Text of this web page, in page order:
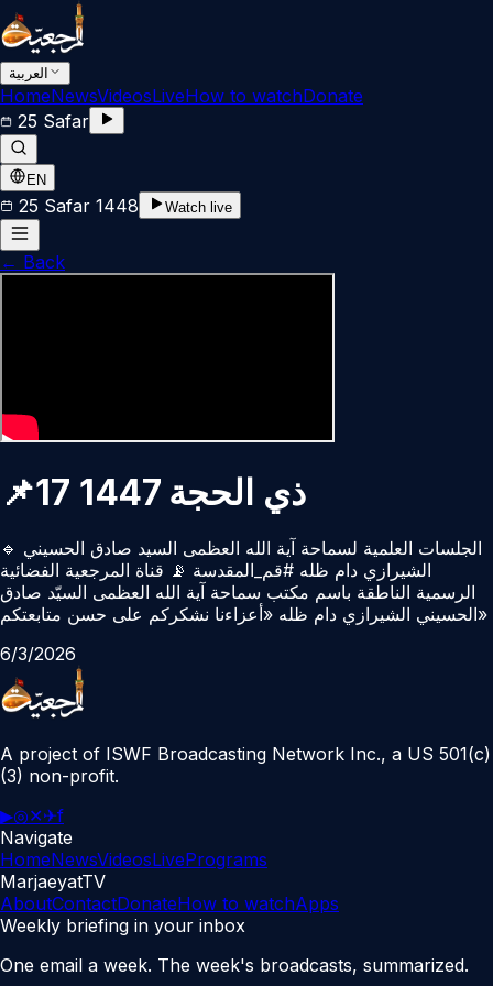
العربية
HomeNewsVideosLiveHow to watchDonate
25 Safar
EN
25 Safar 1448 Watch live
← Back
📌17 ذي الحجة 1447
🔹 الجلسات العلمیة لسماحة آیة الله العظمی السید صادق الحسیني
الشیرازي دام ظله #قم_المقدسة 📡 قناة المرجعية الفضائية
الرسمية الناطقة باسم مكتب سماحة آية الله العظمى السيّد صادق
الحسيني الشيرازي دام ظله «أعزاءنا نشكركم على حسن متابعتكم»
6/3/2026
A project of ISWF Broadcasting Network Inc., a US 501(c)
(3) non-profit.
▶◎✕✈f
Navigate
HomeNewsVideosLivePrograms
MarjaeyatTV
AboutContactDonateHow to watchApps
Weekly briefing in your inbox
One email a week. The week's broadcasts, summarized.